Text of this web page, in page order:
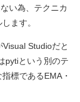
い為、テクニカ
ます。
Studioだと
pytiという別のテ
標であるEMA・